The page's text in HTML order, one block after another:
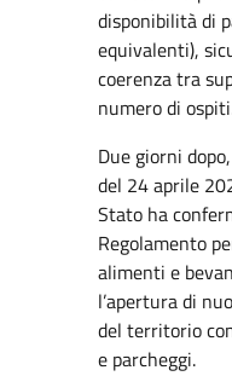
disponibilità di
equivalenti),
coerenza tra
numero di
Due giorni
del 24 aprile
Stato ha
Regolamento
alimenti e
l’apertura di
del territorio
e parcheggi.